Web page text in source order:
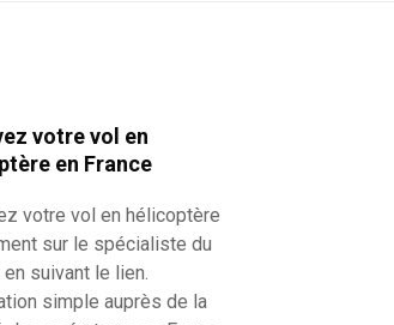
votre vol en
en France
votre vol en hélicoptère
sur le spécialiste du
suivant le lien.
simple auprès de la